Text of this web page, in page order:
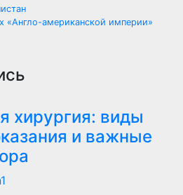
«Англо-американской империи»
хирургия: виды
и важные